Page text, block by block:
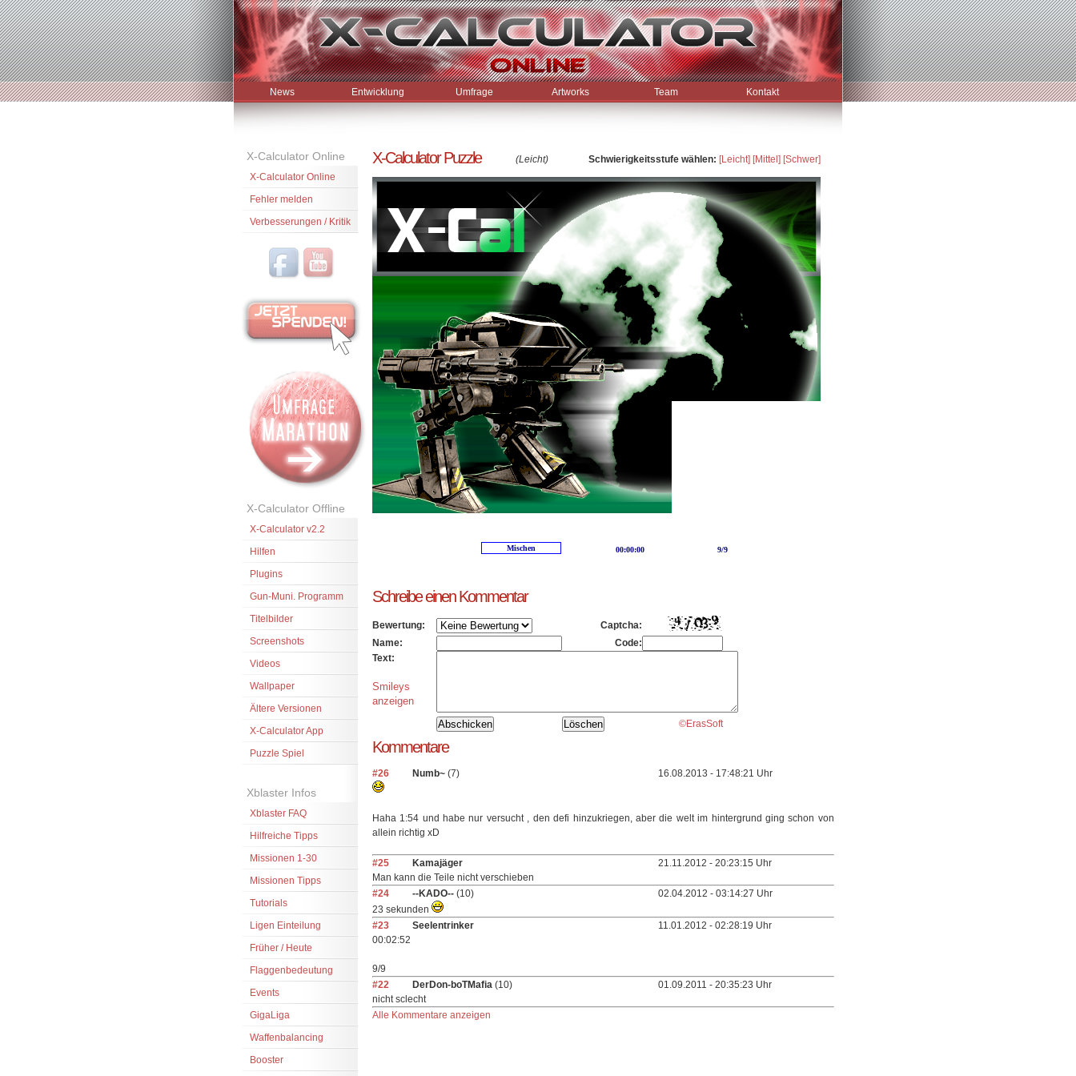
News Entwicklung Umfrage Artworks Team Kontakt
X-Calculator Online
X-Calculator Online
Fehler melden
Verbesserungen / Kritik
X-Calculator Offline
X-Calculator v2.2
Hilfen
Plugins
Gun-Muni. Programm
Titelbilder
Screenshots
Videos
Wallpaper
Ältere Versionen
X-Calculator App
Puzzle Spiel
Xblaster Infos
Xblaster FAQ
Hilfreiche Tipps
Missionen 1-30
Missionen Tipps
Tutorials
Ligen Einteilung
Früher / Heute
Flaggenbedeutung
Events
GigaLiga
Waffenbalancing
Booster
X-Calculator Puzzle (Leicht) Schwierigkeitsstufe wählen: [Leicht] [Mittel] [Schwer]
Schreibe einen Kommentar
Bewertung:
Captcha:
Name:
Code:
Text:
Smileys
anzeigen
©ErasSoft
Kommentare
#26 Numb~(7) 16.08.2013 - 17:48:21 Uhr
Haha 1:54 und habe nur versucht , den defi hinzukriegen, aber die welt im hintergrund ging schon von
allein richtig xD
#25 Kamajäger
21.11.2012 - 20:23:15 Uhr
Man kann die Teile nicht verschieben
#24
--KADO--(10)
02.04.2012 - 03:14:27 Uhr
23 sekunden
#23
Seelentrinker
11.01.2012 - 02:28:19 Uhr
00:02:52
9/9
#22
DerDon-boTMafia(10)
01.09.2011 - 20:35:23 Uhr
nicht sclecht
Alle Kommentare anzeigen